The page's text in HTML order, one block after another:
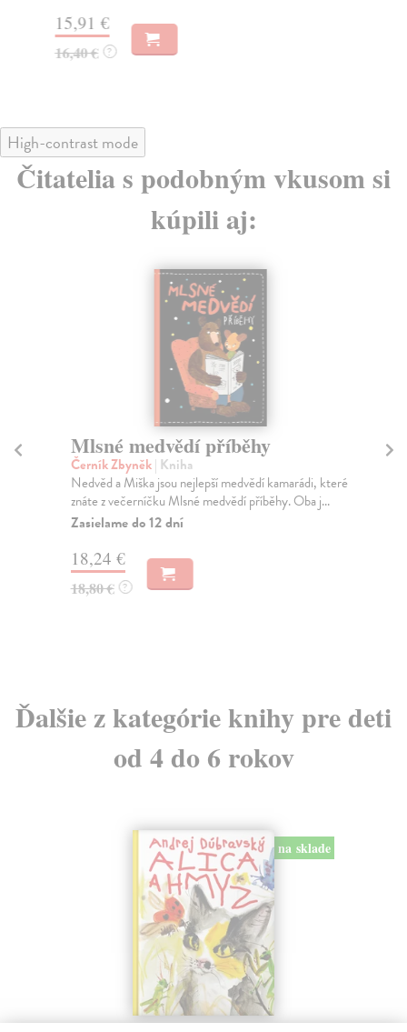
15,91 €
16,40 € ?
High-contrast mode
Čitatelia s podobným vkusom si
kúpili aj:
Mlsné medvědí příběhy
Černík Zbyněk| Kniha
Nedvěd a Miška jsou nejlepší medvědí kamarádi, které
znáte z večerníčku Mlsné medvědí příběhy. Oba j...
Zasielame do 12 dní
18,24 €
18,80 € ?
Ďalšie z kategórie knihy pre deti
od 4 do 6 rokov
na sklade